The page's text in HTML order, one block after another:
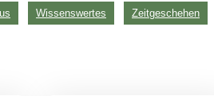
Wissenswertes Zeitgeschehen